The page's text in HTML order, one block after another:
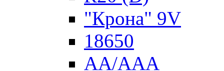
"Крона" 9V
18650
AA/AAA